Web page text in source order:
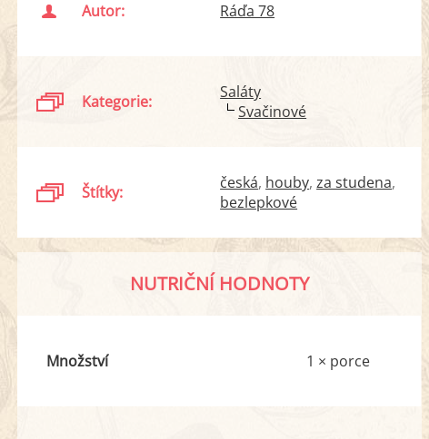
Autor: Ráďa 78
Kategorie:
Saláty
Svačinové
Štítky: česká houby za studena
bezlepkové
NUTRIČNÍ HODNOTY
Množství 1 × porce